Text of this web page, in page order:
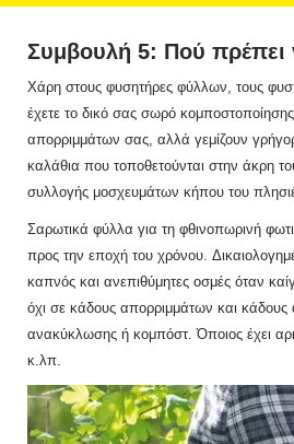
Συμβουλή 5: Πού πρέπει
Χάρη στους φυσητήρες φύλλων, τους
έχετε το δικό σας σωρό
απορριμμάτων σας, αλλά γεμίζουν
καλάθια που τοποθετούνται στην άκρη
συλλογής μοσχευμάτων κήπου του
Σαρωτικά φύλλα για τη φθινοπωρινή
προς την εποχή του χρόνου.
καπνός και ανεπιθύμητες οσμές όταν
όχι σε κάδους απορριμμάτων και
ανακύκλωσης ή κομπόστ.Όποιος έχει
κ.λπ.